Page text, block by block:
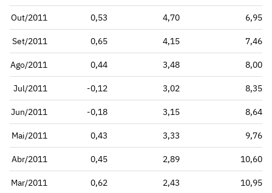
Out/2011 0,53 4,70 6,95
Set/2011 0,65 4,15 7,46
Ago/2011 0,44 3,48 8,00
Jul/2011 -0,12 3,02 8,35
Jun/2011 -0,18 3,15 8,64
Mai/2011 0,43 3,33 9,76
Abr/2011 0,45 2,89 10,60
Mar/2011 0,62 2,43 10,95